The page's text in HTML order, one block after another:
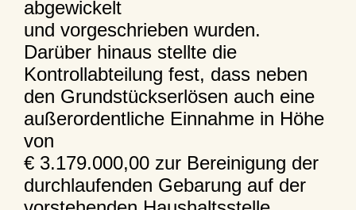
abgewickelt
und vorgeschrieben wurden.
Darüber hinaus stellte die
Kontrollabteilung fest, dass neben
den Grundstückserlösen auch eine
außerordentliche Einnahme in Höhe
von
€ 3.179.000,00 zur Bereinigung der
durchlaufenden Gebarung auf der